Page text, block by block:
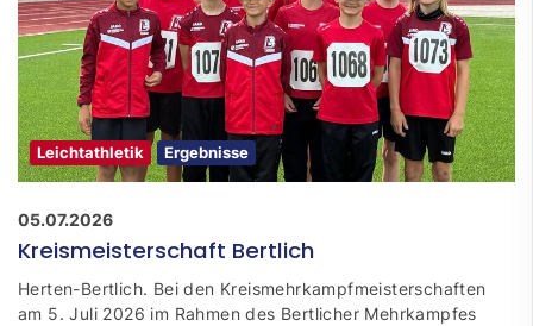
Leichtathletik Ergebnisse
05.07.2026
Kreismeisterschaft Bertlich
Herten-Bertlich. Bei den Kreismehrkampfmeisterschaften
am 5. Juli 2026 im Rahmen des Bertlicher Mehrkampfes